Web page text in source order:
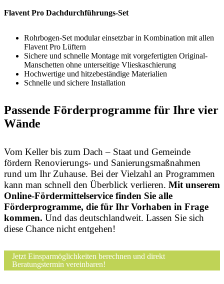
Flavent Pro Dachdurchführungs-Set
Rohrbogen-Set modular einsetzbar in Kombination mit allen
Flavent Pro Lüftern
Sichere und schnelle Montage mit vorgefertigten Original-
Manschetten ohne unterseitige Vlieskaschierung
Hochwertige und hitzebeständige Materialien
Schnelle und sichere Installation
Passende Förderprogramme für Ihre vier
Wände
Vom Keller bis zum Dach – Staat und Gemeinde
fördern Renovierungs- und Sanierungsmaßnahmen
rund um Ihr Zuhause. Bei der Vielzahl an Programmen
kann man schnell den Überblick verlieren. Mit unserem
Online-Fördermittelservice finden Sie alle
Förderprogramme, die für Ihr Vorhaben in Frage
kommen. Und das deutschlandweit. Lassen Sie sich
diese Chance nicht entgehen!
Jetzt Einsparmöglichkeiten berechnen und direkt
Beratungstermin vereinbaren!